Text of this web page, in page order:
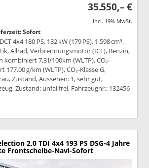
35.550,– €
incl. 19% MwSt.
Sofort
4x4 180 PS, 132 kW (179 PS), 1.598 cm³,
Allrad, Verbrennungsmotor (ICE), Benzin,
7,3 l/100km (WLTP), CO₂-
177.00 g/km (WLTP), CO₂-Klasse G,
Zustand, Aussehen: 1, sehr gut,
Zustand: unfallfrei, Fahrzeugnr.: 132456
Fahrzeugexposé drucken
2,0 TDI 4x4 193 PS DSG-4 Jahre
Frontscheibe-Navi-Sofort